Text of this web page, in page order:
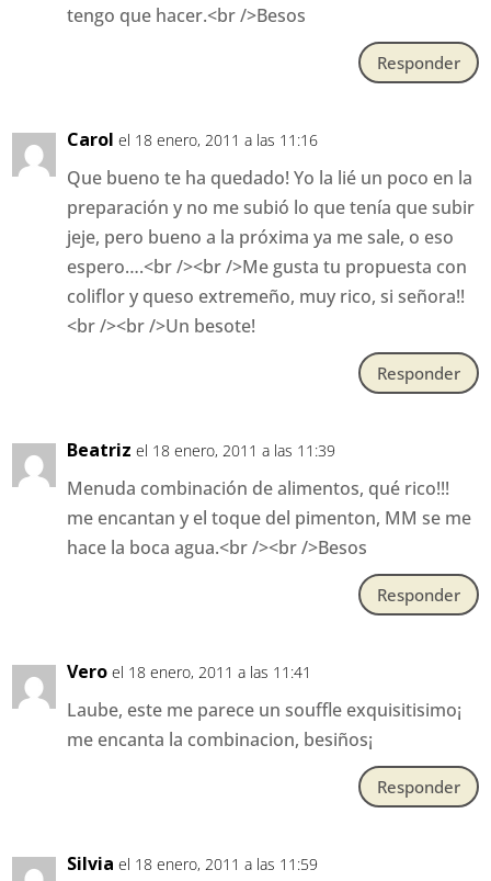
tengo que hacer.<br />Besos
Responder
Carol el 18 enero, 2011 a las 11:16
Que bueno te ha quedado! Yo la lié un poco en la
preparación y no me subió lo que tenía que subir
jeje, pero bueno a la próxima ya me sale, o eso
espero….<br /><br />Me gusta tu propuesta con
coliflor y queso extremeño, muy rico, si señora!!
<br /><br />Un besote!
Responder
Beatriz el 18 enero, 2011 a las 11:39
Menuda combinación de alimentos, qué rico!!!
me encantan y el toque del pimenton, MM se me
hace la boca agua.<br /><br />Besos
Responder
Vero el 18 enero, 2011 a las 11:41
Laube, este me parece un souffle exquisitisimo¡
me encanta la combinacion, besiños¡
Responder
Silvia el 18 enero, 2011 a las 11:59